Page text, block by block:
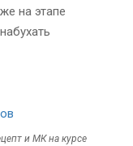
на этапе
и МК на курсе